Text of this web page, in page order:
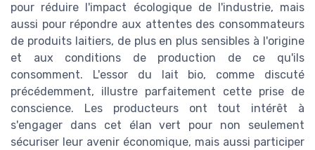
pour réduire l'impact écologique de l'industrie, mais
aussi pour répondre aux attentes des consommateurs
de produits laitiers, de plus en plus sensibles à l'origine
et aux conditions de production de ce qu'ils
consomment. L'essor du lait bio, comme discuté
précédemment, illustre parfaitement cette prise de
conscience. Les producteurs ont tout intérêt à
s'engager dans cet élan vert pour non seulement
sécuriser leur avenir économique, mais aussi participer